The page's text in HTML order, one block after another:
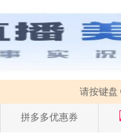
请按键盘
拼多多优惠券